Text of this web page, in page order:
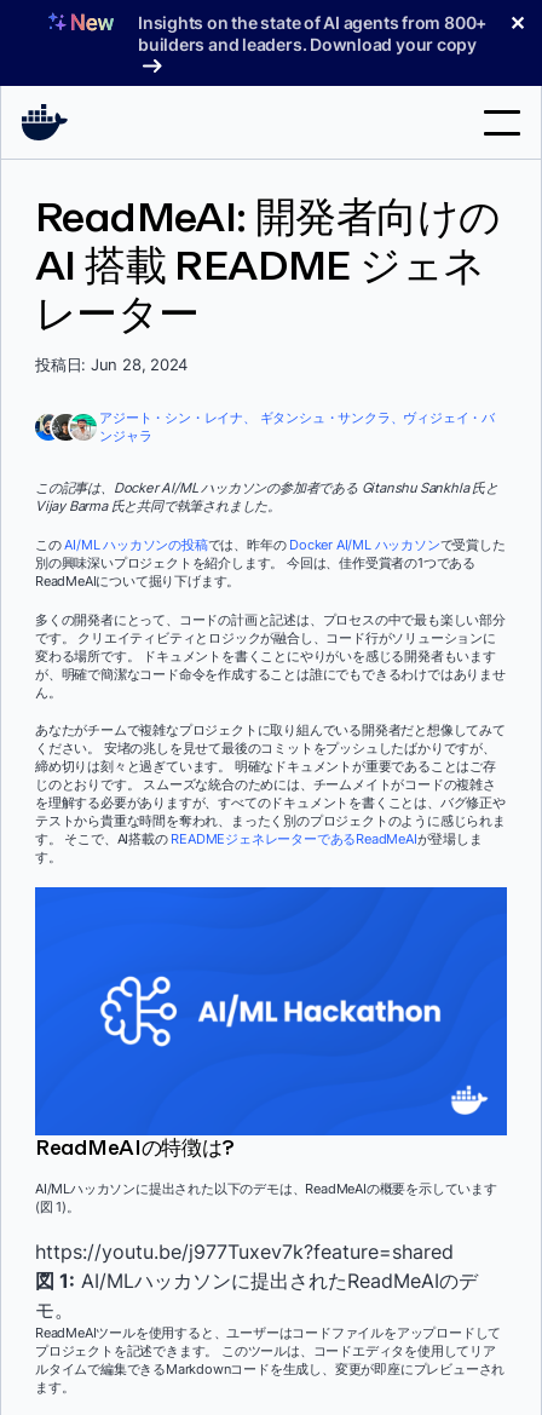
へ
Insights on the state of AI agents from 800+
builders and leaders. Download your copy
✕
サポート
ドキュメント
索
サインイン
ReadMeAI: 開発者向けの
AI 搭載 README ジェネ
レーター
投稿日: Jun 28, 2024
アジート・シン・レイナ、 ギタンシュ・サンクラ、 ヴィジェイ・バ
ンジャラ
この記事は、Docker AI/ML ハッカソンの参加者である Gitanshu Sankhla 氏と
Vijay Barma 氏と共同で執筆されました。
このAI/ML ハッカソンの投稿では、昨年の Docker AI/ML ハッカソンで受賞した
別の興味深いプロジェクトを紹介します。 今回は、佳作受賞者の1つである
ReadMeAIについて掘り下げます。
多くの開発者にとって、コードの計画と記述は、プロセスの中で最も楽しい部分
です。 クリエイティビティとロジックが融合し、コード行がソリューションに
変わる場所です。 ドキュメントを書くことにやりがいを感じる開発者もいます
が、明確で簡潔なコード命令を作成することは誰にでもできるわけではありませ
ん。
あなたがチームで複雑なプロジェクトに取り組んでいる開発者だと想像してみて
ください。 安堵の兆しを見せて最後のコミットをプッシュしたばかりですが、
締め切りは刻々と過ぎています。 明確なドキュメントが重要であることはご存
じのとおりです。 スムーズな統合のためには、チームメイトがコードの複雑さ
を理解する必要がありますが、すべてのドキュメントを書くことは、バグ修正や
テストから貴重な時間を奪われ、まったく別のプロジェクトのように感じられま
す。 そこで、AI搭載の READMEジェネレーターであるReadMeAIが登場しま
す。
ReadMeAIの特徴は?
AI/MLハッカソンに提出された以下のデモは、ReadMeAIの概要を示しています
(図 1)。
https://youtu.be/j977Tuxev7k?feature=shared
図 1: AI/MLハッカソンに提出されたReadMeAIのデ
モ。
ReadMeAIツールを使用すると、ユーザーはコードファイルをアップロードして
プロジェクトを記述できます。 このツールは、コードエディタを使用してリア
ルタイムで編集できるMarkdownコードを生成し、変更が即座にプレビューされ
ます。